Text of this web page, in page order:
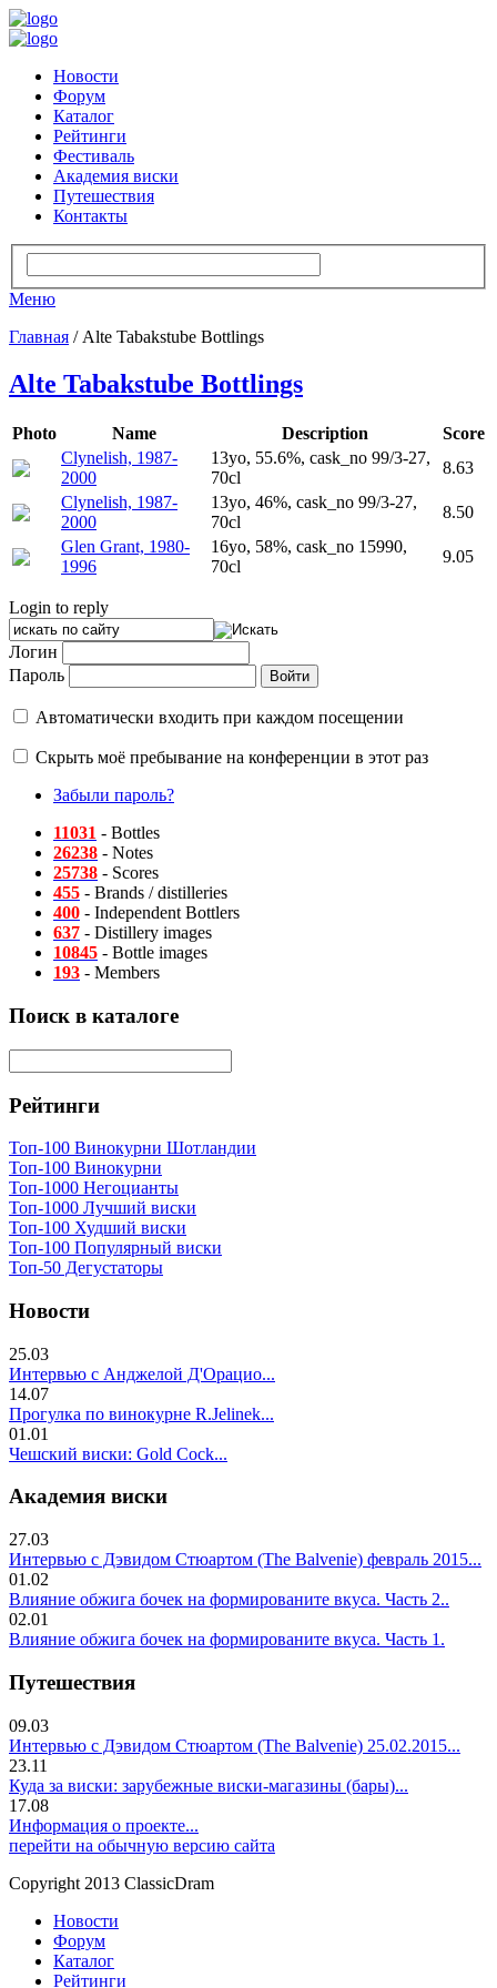
Новости
Форум
Каталог
Рейтинги
Фестиваль
Академия виски
Путешествия
Контакты
Меню
Главная / Alte Tabakstube Bottlings
Alte Tabakstube Bottlings
Photo Name Description
Score
Clynelish, 1987-
2000
13yo, 55.6%, cask_no 99/3-27,
70cl
8.63
Clynelish, 1987-
2000
13yo, 46%, cask_no 99/3-27,
70cl
8.50
Glen Grant, 1980-
1996
16yo, 58%, cask_no 15990,
70cl
9.05
Login to reply
Логин
Пароль
Автоматически входить при каждом посещении
Скрыть моё пребывание на конференции в этот раз
Забыли пароль?
11031 - Bottles
26238 - Notes
25738 - Scores
455 - Brands / distilleries
400 - Independent Bottlers
637 - Distillery images
10845 - Bottle images
193 - Members
Поиск в каталоге
Рейтинги
Топ-100 Винокурни Шотландии
Топ-100 Винокурни
Топ-1000 Негоцианты
Топ-1000 Лучший виски
Топ-100 Худший виски
Топ-100 Популярный виски
Топ-50 Дегустаторы
Новости
25.03
Интервью с Анджелой Д'Орацио...
14.07
Прогулка по винокурне R.Jelinek...
01.01
Чешский виски: Gold Cock...
Академия виски
27.03
Интервью с Дэвидом Стюартом (The Balvenie) февраль 2015...
01.02
Влияние обжига бочек на формированите вкуса. Часть 2..
02.01
Влияние обжига бочек на формированите вкуса. Часть 1.
Путешествия
09.03
Интервью с Дэвидом Стюартом (The Balvenie) 25.02.2015...
23.11
Куда за виски: зарубежные виски-магазины (бары)...
17.08
Информация о проекте...
перейти на обычную версию сайта
Copyright 2013 ClassicDram
Новости
Форум
Каталог
Рейтинги